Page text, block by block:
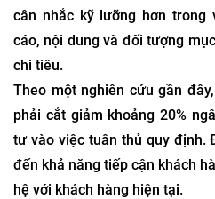
cân nhắc kỹ lưỡng hơn trong
cáo, nội dung và đối tượng
chi tiêu.
Theo một nghiên cứu gần
phải cắt giảm khoảng 20%
tư vào việc tuân thủ quy định.
đến khả năng tiếp cận khách
hệ với khách hàng hiện tại.